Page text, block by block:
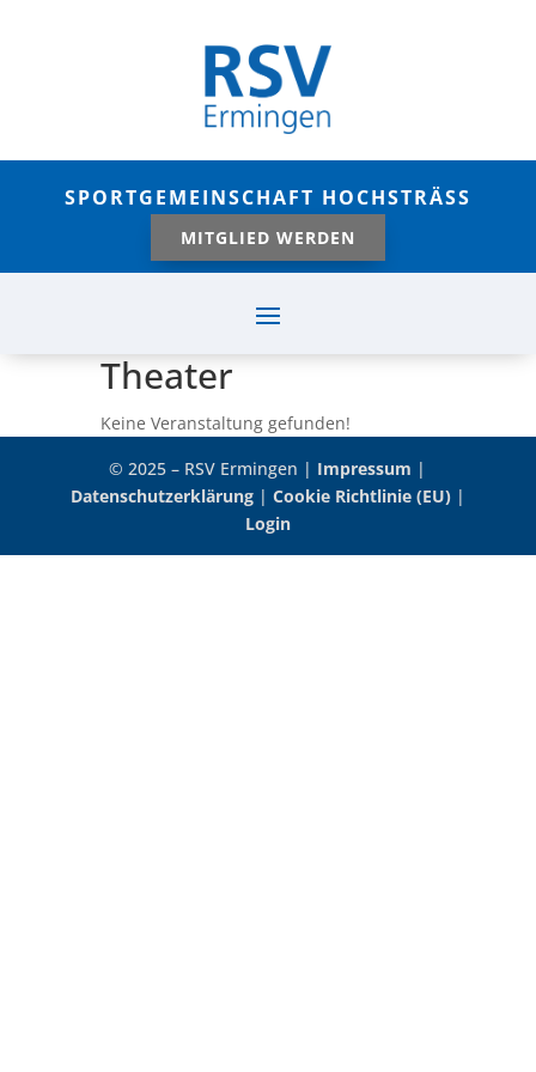
SPORTGEMEINSCHAFT HOCHSTRÄSS
MITGLIED WERDEN
Theater
Keine Veranstaltung gefunden!
© 2025 – RSV Ermingen | Impressum |
Datenschutzerklärung| Cookie Richtlinie (EU)|
Login